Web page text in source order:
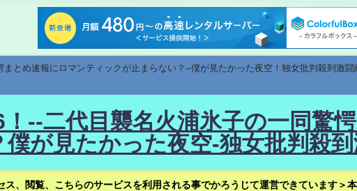
とめ速報にロマンティックが止まらない？--僕が見たかった夜空！独女批判殺到激
--二代目襲名火浦氷子の一同驚
が見たかった夜空-独女批判殺
、閲覧、こちらのサービスを利用される事でかろうじて運営できています＞